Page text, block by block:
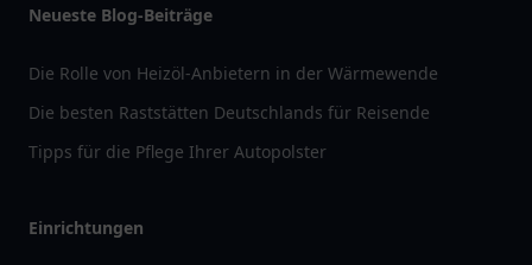
Neueste Blog-Beiträge
Die Rolle von Heizöl-Anbietern in der Wärmewende
Die besten Raststätten Deutschlands für Reisende
Tipps für die Pflege Ihrer Autopolster
Einrichtungen